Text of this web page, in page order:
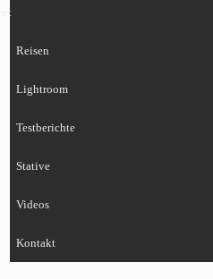
Reisen
Lightroom
Testberichte
Stative
Videos
Kontakt